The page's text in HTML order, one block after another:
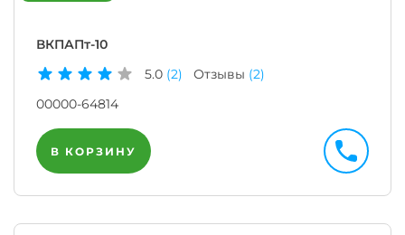
ВКПАПт-10
5.0 (2) Отзывы (2)
00000-64814
В КОРЗИНУ